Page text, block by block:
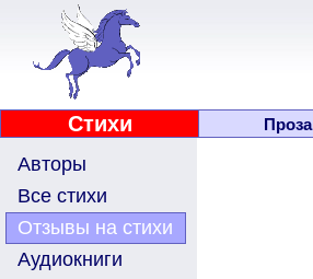
Стихи Проза
Авторы
Все стихи
Отзывы на стихи
Аудиокниги